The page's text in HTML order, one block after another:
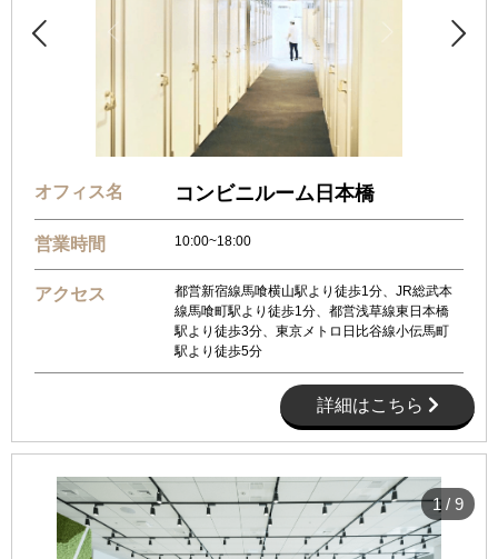
 
オフィス名 コンビニルーム日本橋
営業時間 10:00~18:00
アクセス
都営新宿線馬喰横山駅より徒歩1分、JR総武本
線馬喰町駅より徒歩1分、都営浅草線東日本橋
駅より徒歩3分、東京メトロ日比谷線小伝馬町
駅より徒歩5分
詳細はこちら
1 / 9